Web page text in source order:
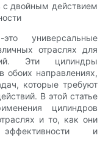
с двойным действием
универсальные
отраслях для
Эти цилиндры
обоих направлениях,
которые требуют
В этой статье
цилиндров
и то, как они
и